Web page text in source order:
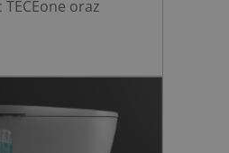
oraz
który warto
nam na
WC. Zamiast
i podatnej na